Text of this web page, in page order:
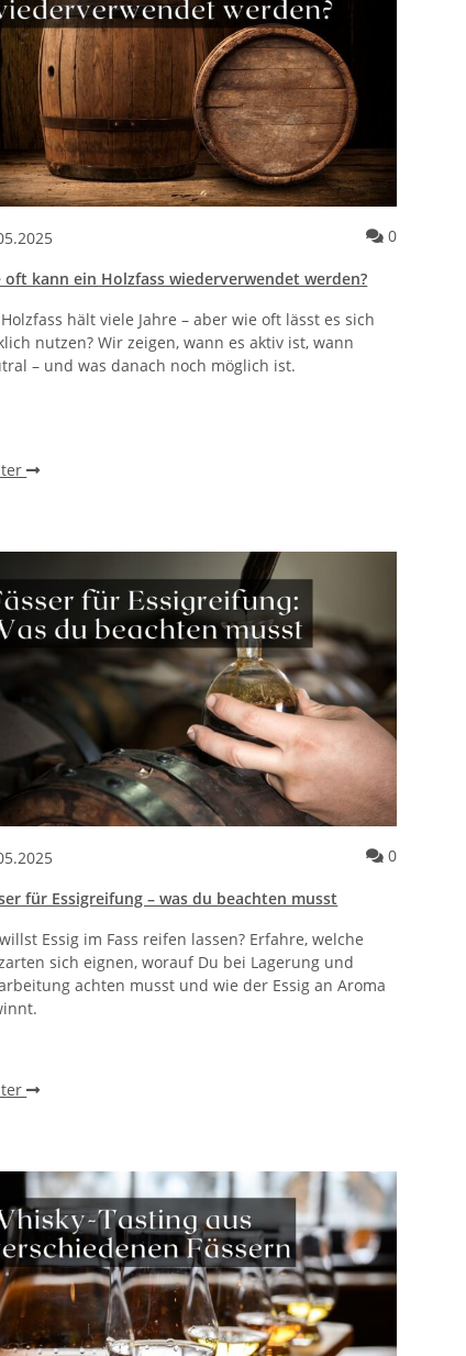
welches Holz für welche Sauna?
zum Artikel Rebenveredelung erklärt – warum es
0
oft kann ein Holzfass wiederverwendet werden?
hält viele Jahre – aber wie oft lässt es sich
nutzen? Wir zeigen, wann es aktiv ist, wann
– und was danach noch möglich ist.
– Finnisch, Dampf, Infrarot und mehr
zum Artikel Alte vs. junge Reben – welche Unterschiede
0
für Essigreifung – was du beachten musst
Essig im Fass reifen lassen? Erfahre, welche
sich eignen, worauf Du bei Lagerung und
achten musst und wie der Essig an Aroma